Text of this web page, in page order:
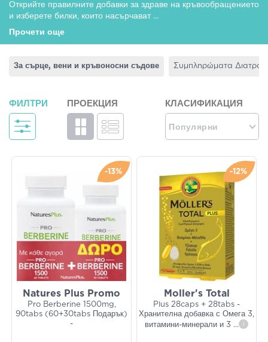
Открийте правилните добавки за здраве на кръвообращението
и изберете билки, които насърчават ...
Прочети още
За сърце, вени и кръвоносни съдове Συμπληρώματα
ФИЛТРИ ПРОЕКЦИЯ КЛАСИФИКАЦИЯ
Популярни
-13%
Natures Plus Promo
Pro Berberine 1500mg,
90tabs (60+30tabs Подарък)
-
-12%
Moller's Total
Plus 28caps + 28tabs -
Хранителна добавка с Омега 3,
витамини-минерали и 3 ... i